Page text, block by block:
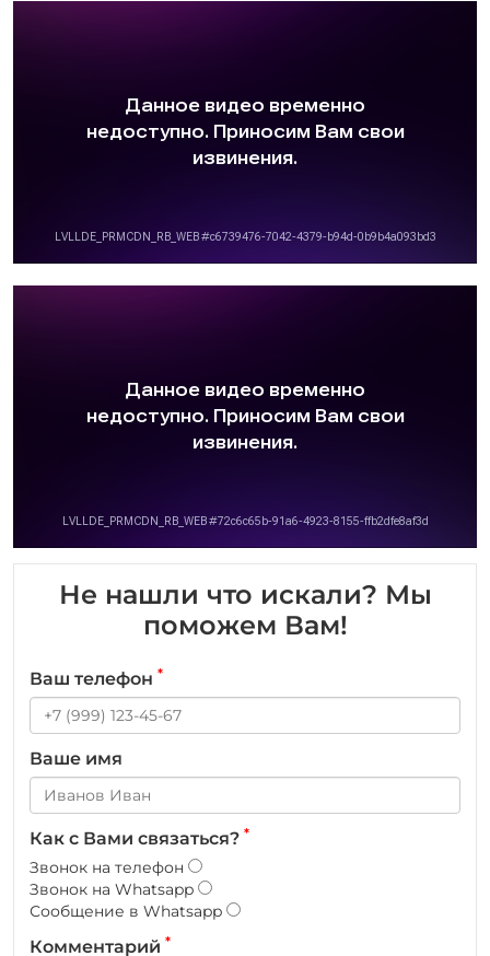
Не нашли что искали? Мы
поможем Вам!
Ваш телефон *
Ваше имя
Как с Вами связаться? *
Звонок на телефон
Звонок на Whatsapp
Сообщение в Whatsapp
Комментарий *